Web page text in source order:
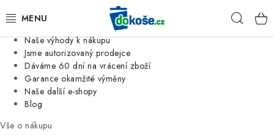
Jsme tradiční česká firma
Naše výhody k nákupu
Jsme autorizovaný prodejce
Dáváme 60 dní na vrácení zboží
Garance okamžité výměny
Naše další e-shopy
Blog
Vše o nákupu
KOŠE
SÁČKY